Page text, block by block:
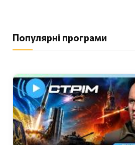
Популярні програми